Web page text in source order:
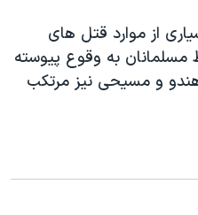
از موارد قتل های
به وقوع پیوسته
و مسیحی نیز مرتکب